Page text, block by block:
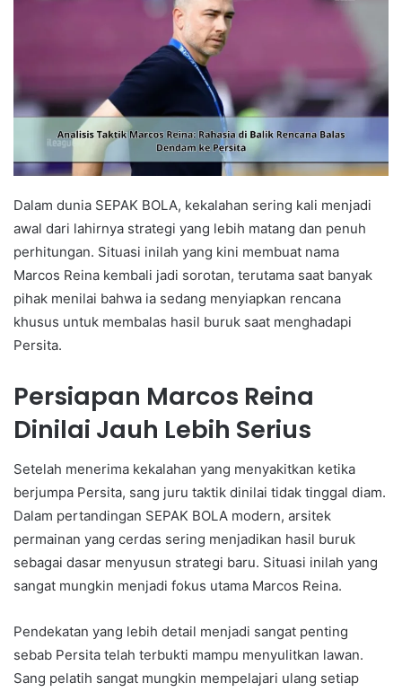
Dalam dunia SEPAK BOLA, kekalahan sering kali menjadi
awal dari lahirnya strategi yang lebih matang dan penuh
perhitungan. Situasi inilah yang kini membuat nama
Marcos Reina kembali jadi sorotan, terutama saat banyak
pihak menilai bahwa ia sedang menyiapkan rencana
khusus untuk membalas hasil buruk saat menghadapi
Persita.
Persiapan Marcos Reina
Dinilai Jauh Lebih Serius
Setelah menerima kekalahan yang menyakitkan ketika
berjumpa Persita, sang juru taktik dinilai tidak tinggal diam.
Dalam pertandingan SEPAK BOLA modern, arsitek
permainan yang cerdas sering menjadikan hasil buruk
sebagai dasar menyusun strategi baru. Situasi inilah yang
sangat mungkin menjadi fokus utama Marcos Reina.
Pendekatan yang lebih detail menjadi sangat penting
sebab Persita telah terbukti mampu menyulitkan lawan.
Sang pelatih sangat mungkin mempelajari ulang setiap